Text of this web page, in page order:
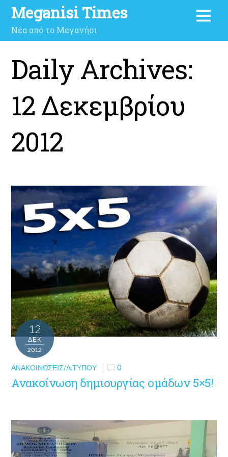
Meganisi Times
Νέα από το Μεγανήσι
Daily Archives:
12 Δεκεμβρίου
2012
12
ΔΕΚ
2012
ΑΝΑΚΟΙΝΏΣΕΙΣ/Δ.ΤΎΠΟΥ 0
Ανακοίνωση δημιουργίας ομάδων 5×5!